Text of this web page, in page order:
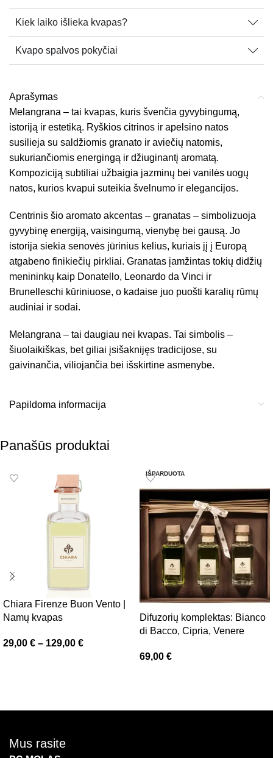
Kiek laiko išlieka kvapas?
Kvapo spalvos pokyčiai
Aprašymas
Melangrana – tai kvapas, kuris švenčia gyvybingumą,
istoriją ir estetiką. Ryškios citrinos ir apelsino natos
susilieja su saldžiomis granato ir aviečių natomis,
sukuriančiomis energingą ir džiuginantį aromatą.
Kompoziciją subtiliai užbaigia jazminų bei vanilės uogų
natos, kurios kvapui suteikia švelnumo ir elegancijos.
Centrinis šio aromato akcentas – granatas – simbolizuoja
gyvybinę energiją, vaisingumą, vienybę bei gausą. Jo
istorija siekia senovės jūrinius kelius, kuriais jį į Europą
atgabeno finikiečių pirkliai. Granatas įamžintas tokių didžių
menininkų kaip Donatello, Leonardo da Vinci ir
Brunelleschi kūriniuose, o kadaise juo puošti karalių rūmų
audiniai ir sodai.
Melangrana – tai daugiau nei kvapas. Tai simbolis –
šiuolaikiškas, bet giliai įsišaknijęs tradicijose, su
gaivinančia, viliojančia bei išskirtine asmenybe.
Papildoma informacija
Panašūs produktai
Chiara Firenze Buon Vento |
Namų kvapas
29,00 € – 129,00 €
IŠPARDUOTA
Difuzorių komplektas: Bianco
di Bacco, Cipria, Venere
69,00 €
Mus rasite